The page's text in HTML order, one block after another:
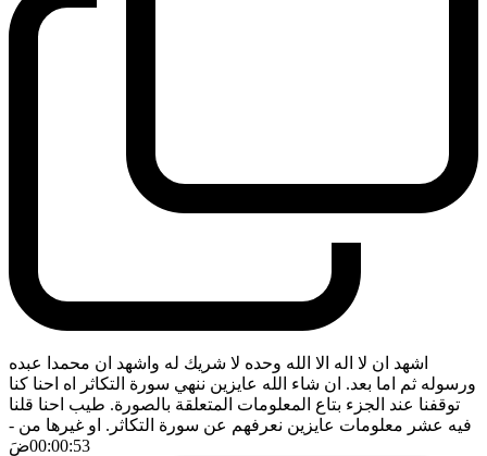
اشهد ان لا اله الا الله وحده لا شريك له واشهد ان محمدا عبده
ورسوله ثم اما بعد. ان شاء الله عايزين ننهي سورة التكاثر اه احنا كنا
توقفنا عند الجزء بتاع المعلومات المتعلقة بالصورة. طيب احنا قلنا
فيه عشر معلومات عايزين نعرفهم عن سورة التكاثر. او غيرها من -
00:00:53ضَ